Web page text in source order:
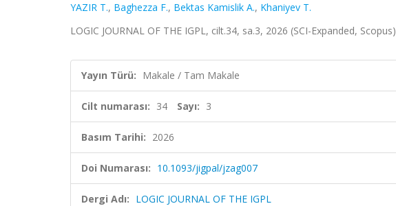
YAZIR T., Baghezza F., Bektas Kamislik A., Khaniyev T.
LOGIC JOURNAL OF THE IGPL, cilt.34, sa.3, 2026 (SCI-Expanded, Scopus)
Yayın Türü: Makale / Tam Makale
Cilt numarası: 34 Sayı: 3
Basım Tarihi: 2026
Doi Numarası: 10.1093/jigpal/jzag007
Dergi Adı: LOGIC JOURNAL OF THE IGPL